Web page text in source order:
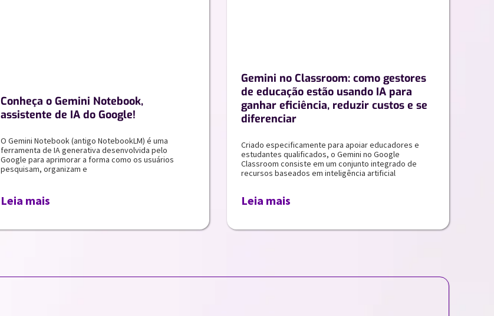
Conheça o Gemini Notebook,
assistente de IA do Google!
O Gemini Notebook (antigo NotebookLM) é uma
ferramenta de IA generativa desenvolvida pelo
Google para aprimorar a forma como os usuários
pesquisam, organizam e
Leia mais
Gemini no Classroom: como gestores
de educação estão usando IA para
ganhar eficiência, reduzir custos e se
diferenciar
Criado especificamente para apoiar educadores e
estudantes qualificados, o Gemini no Google
Classroom consiste em um conjunto integrado de
recursos baseados em inteligência artificial
Leia mais